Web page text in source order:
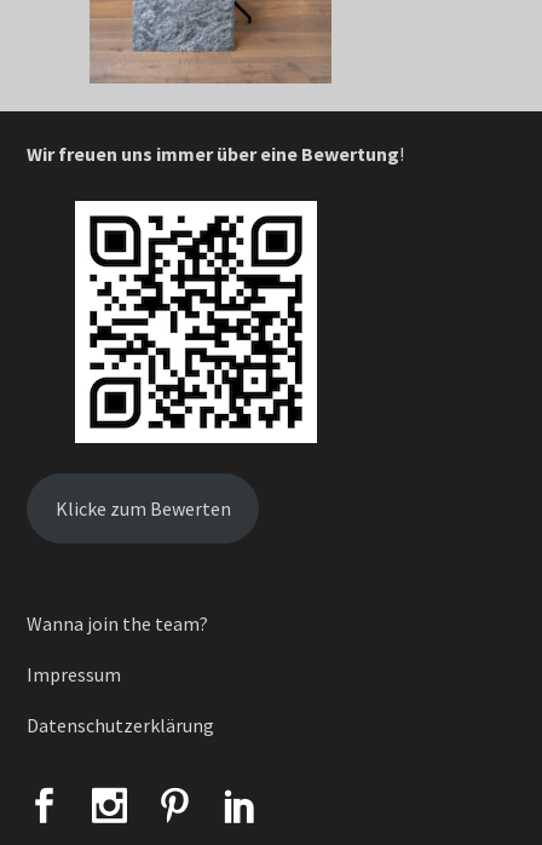
Wir freuen uns immer über eine Bewertung!
Klicke zum Bewerten
Wanna join the team?
Impressum
Datenschutzerklärung